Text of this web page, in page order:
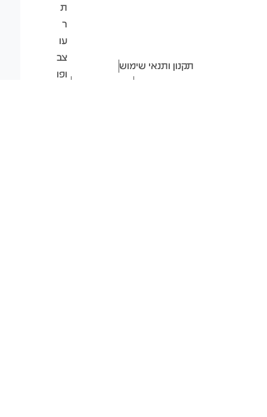
תקנון ותנאי שימוש
הצהרת נגישות מדיניות פרטיות
ת
ר
עו
צב
ופו